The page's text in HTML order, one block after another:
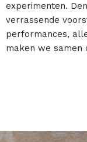
experimenten.
verrassende
performances,
maken we samen